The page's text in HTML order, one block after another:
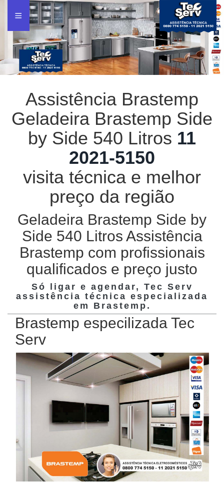
Assistência Brastemp
Geladeira Brastemp Side
by Side 540 Litros 11
2021-5150
visita técnica e melhor
preço da região
Geladeira Brastemp Side by
Side 540 Litros Assistência
Brastemp com profissionais
qualificados e preço justo
Só ligar e agendar, Tec Serv
assistência técnica especializada
em Brastemp .
Brastemp especilizada Tec
Serv